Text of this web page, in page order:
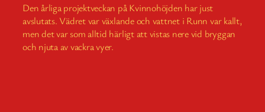
Den årliga projektveckan på Kvinnohöjden har just
avslutats. Vädret var växlande och vattnet i Runn var kallt,
men det var som alltid härligt att vistas nere vid bryggan
och njuta av vackra vyer.